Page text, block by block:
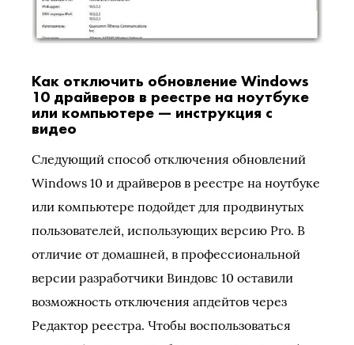
Как отключить обновление Windows
10 драйверов в реестре на ноутбуке
или компьютере — инструкция с
видео
Следующий способ отключения обновлений
Windows 10 и драйверов в реестре на ноутбуке
или компьютере подойдет для продвинутых
пользователей, использующих версию Pro. В
отличие от домашней, в профессиональной
версии разработчики Виндовс 10 оставили
возможность отключения апдейтов через
Редактор реестра. Чтобы воспользоваться